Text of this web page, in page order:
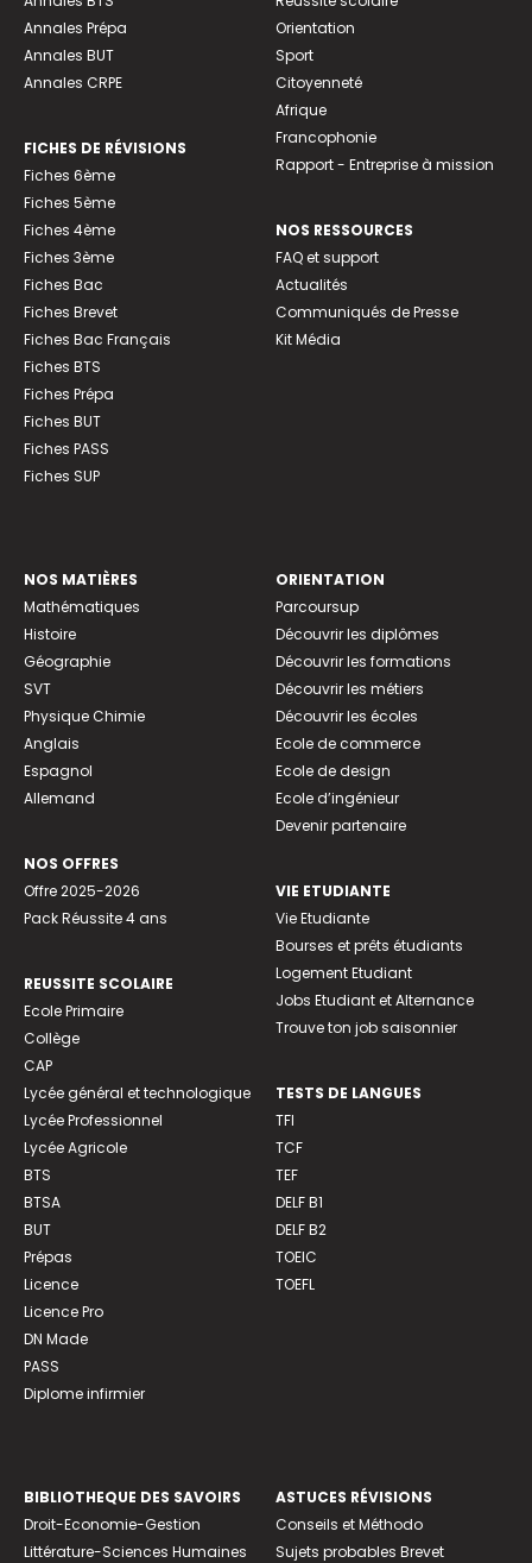
Annales Prépa
Annales BUT
Annales CRPE
FICHES DE RÉVISIONS
Fiches 6ème
Fiches 5ème
Fiches 4ème
Fiches 3ème
Fiches Bac
Fiches Brevet
Fiches Bac Français
Fiches BTS
Fiches Prépa
Fiches BUT
Fiches PASS
Fiches SUP
Orientation
Sport
Citoyenneté
Afrique
Francophonie
Rapport - Entreprise à mission
NOS RESSOURCES
FAQ et support
Actualités
Communiqués de Presse
Kit Média
NOS MATIÈRES
Mathématiques
Histoire
Géographie
SVT
Physique Chimie
Anglais
Espagnol
Allemand
NOS OFFRES
Offre 2025-2026
Pack Réussite 4 ans
REUSSITE SCOLAIRE
Ecole Primaire
Collège
CAP
Lycée général et technologique
Lycée Professionnel
Lycée Agricole
BTS
BTSA
BUT
Prépas
Licence
Licence Pro
DN Made
PASS
Diplome infirmier
ORIENTATION
Parcoursup
Découvrir les diplômes
Découvrir les formations
Découvrir les métiers
Découvrir les écoles
Ecole de commerce
Ecole de design
Ecole d’ingénieur
Devenir partenaire
VIE ETUDIANTE
Vie Etudiante
Bourses et prêts étudiants
Logement Etudiant
Jobs Etudiant et Alternance
Trouve ton job saisonnier
TESTS DE LANGUES
TFI
TCF
TEF
DELF B1
DELF B2
TOEIC
TOEFL
BIBLIOTHEQUE DES SAVOIRS
Droit-Economie-Gestion
Littérature-Sciences Humaines
ASTUCES RÉVISIONS
Conseils et Méthodo
Sujets probables Brevet